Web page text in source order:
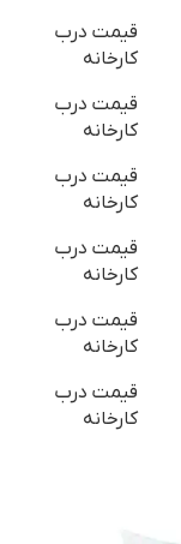
قیمت درب
کارخانه
قیمت درب
کارخانه
قیمت درب
کارخانه
قیمت درب
کارخانه
قیمت درب
کارخانه
قیمت درب
کارخانه